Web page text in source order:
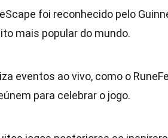
foi reconhecido pelo
mais popular do mundo.
eventos ao vivo, como o
para celebrar o jogo.